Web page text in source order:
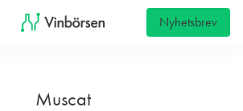
Nyhetsbrev
Muscat